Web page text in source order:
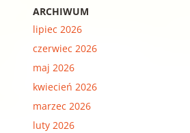
ARCHIWUM
lipiec 2026
czerwiec 2026
maj 2026
kwiecień 2026
marzec 2026
luty 2026